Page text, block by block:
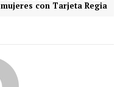
mujeres con Tarjeta Regia